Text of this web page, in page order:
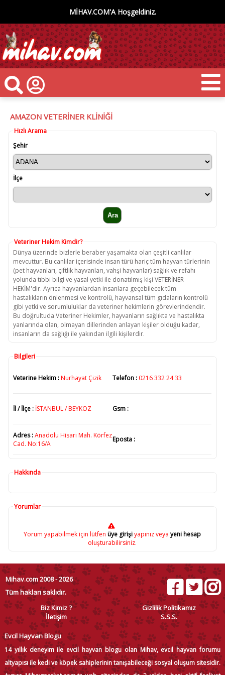
MİHAV.COM'A Hoşgeldiniz.
AMAZON VETERİNER KLİNİĞİ
Hızlı Arama
Şehir
İlçe
Veteriner Hekim Kimdir?
Dünya üzerinde bizlerle beraber yaşamakta olan çeşitli canlılar
mevcuttur. Bu canlılar içerisinde insan türü hariç tüm hayvan türlerinin
(pet hayvanları, çiftlik hayvanları, vahşi hayvanlar) sağlık ve refahı
yolunda tıbbi bilgi ve yasal yetki ile donatılmış kişi VETERİNER
HEKİM'dir. Ayrıca hayvanlardan insanlara geçebilecek tüm
hastalıkların önlenmesi ve kontrolü, hayvansal tüm gıdaların kontrolü
gibi yetki ve sorumluluklar da veteriner hekimlerin görevlerindendir.
Bu doğrultuda Veteriner Hekimler, hayvanların sağlıkta ve hastalıkta
yanlarında olan, olmayan dillerinden anlayan kişiler olduğu kadar,
insanların da sağlığı ile yakından ilgili kişilerdir.
Bilgileri
Veterine Hekim :Nurhayat Çizik Telefon : 0216 332 24 33
İl / İlçe : İSTANBUL / BEYKOZ Gsm :
Adres :Anadolu Hisarı Mah. Körfez
Cad. No:16/A
Eposta :
Hakkında
Yorumlar
Yorum yapabilmek için lütfen üye girişiyapınız veya yeni hesap
oluşturabilirsiniz.
Mihav.com 2008 - 2026
Tüm hakları saklıdır.
Biz Kimiz ?
Gizlilik Politikamız
İletişim
S.S.S.
Evcil Hayvan Blogu
14 yıllık deneyim ile evcil hayvan blogu olan Mihav, evcil hayvan forumu
altyapısı ile kedi ve köpek sahiplerinin tanışabileceği sosyal oluşum sitesidir.